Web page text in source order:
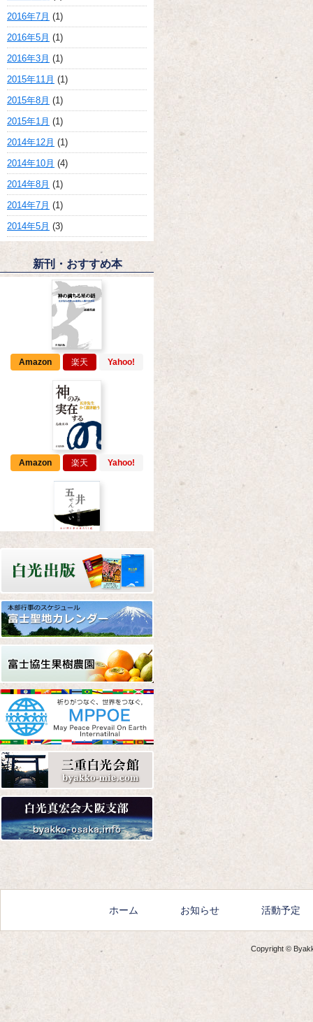
2016年7月 (1)
2016年5月 (1)
2016年3月 (1)
2015年11月 (1)
2015年8月 (1)
2015年1月 (1)
2014年12月 (1)
2014年10月 (4)
2014年8月 (1)
2014年7月 (1)
2014年5月 (3)
新刊・おすすめ本
Amazon 楽天 Yahoo!
Amazon 楽天 Yahoo!
Amazon 楽天 Yahoo!
Amazon 楽天 Yahoo!
Amazon 楽天 Yahoo!
ホーム お知らせ 活動予定
Copyright ©